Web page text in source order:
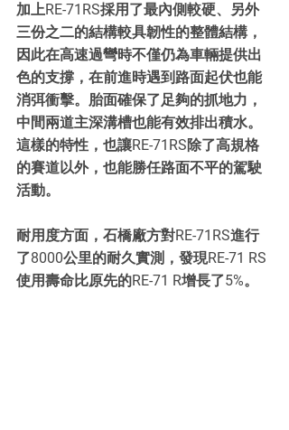
加上RE-71RS採用了最內側較硬、另外
三份之二的結構較具韌性的整體結構，
因此在高速過彎時不僅仍為車輛提供出
色的支撐，在前進時遇到路面起伏也能
消弭衝擊。胎面確保了足夠的抓地力，
中間兩道主深溝槽也能有效排出積水。
這樣的特性，也讓RE-71RS除了高規格
的賽道以外，也能勝任路面不平的駕駛
活動。
耐用度方面，石橋廠方對RE-71RS進行
了8000公里的耐久實測，發現RE-71 RS
使用壽命比原先的RE-71 R增長了5%。